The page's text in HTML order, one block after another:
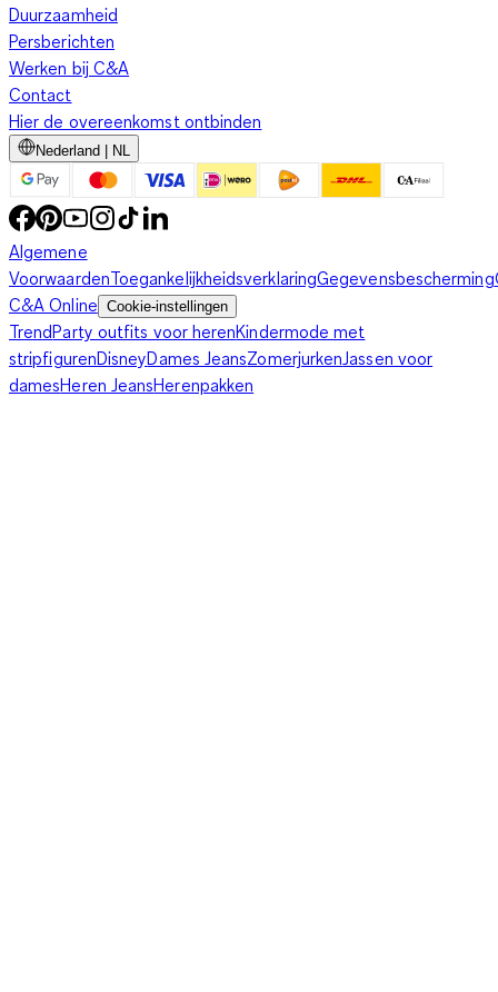
Duurzaamheid
Persberichten
Werken bij C&A
Contact
Hier de overeenkomst ontbinden
Nederland | NL
Algemene
VoorwaardenToegankelijkheidsverklaringGegevensbescherming
C&A Online Cookie-instellingen
TrendParty outfits voor herenKindermode met
stripfigurenDisneyDames JeansZomerjurkenJassen voor
damesHeren JeansHerenpakken